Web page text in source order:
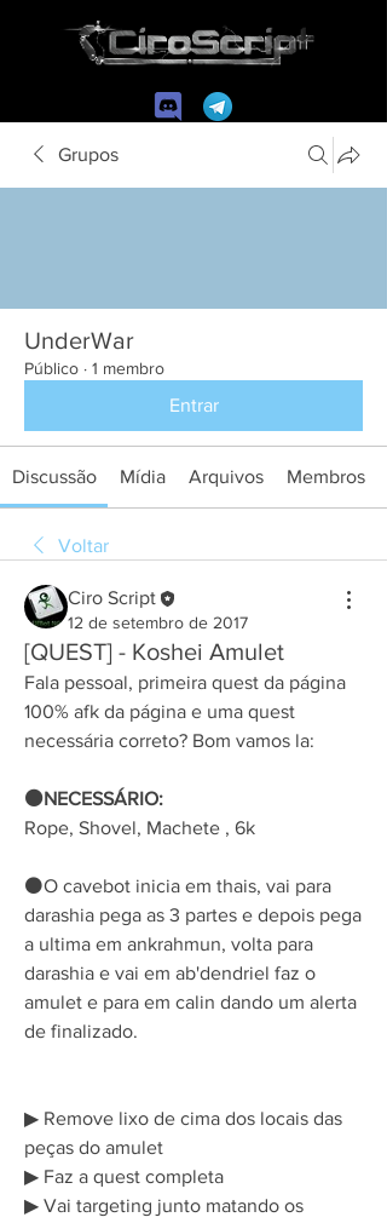
Grupos
UnderWar
Público · 1 membro
Entrar
Discussão Mídia Arquivos Membros
Voltar
Ciro Script
12 de setembro de 2017
[QUEST] - Koshei Amulet
Fala pessoal, primeira quest da página
100% afk da página e uma quest
necessária correto? Bom vamos la:
⚫NECESSÁRIO:
Rope, Shovel, Machete , 6k
⚫O cavebot inicia em thais, vai para
darashia pega as 3 partes e depois pega
a ultima em ankrahmun, volta para
darashia e vai em ab'dendriel faz o
amulet e para em calin dando um alerta
de finalizado.
▶ Remove lixo de cima dos locais das
peças do amulet
▶ Faz a quest completa
▶ Vai targeting junto matando os